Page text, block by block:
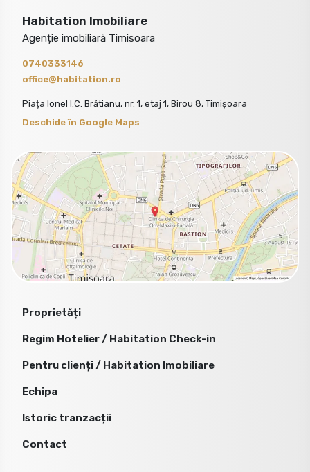
Habitation Imobiliare
Agenție imobiliară Timisoara
0740333146
office@habitation.ro
Piața Ionel I.C. Brătianu, nr. 1, etaj 1, Birou 8, Timișoara
Deschide în Google Maps
Proprietăți
Regim Hotelier / Habitation Check-in
Pentru clienți / Habitation Imobiliare
Echipa
Istoric tranzacții
Contact